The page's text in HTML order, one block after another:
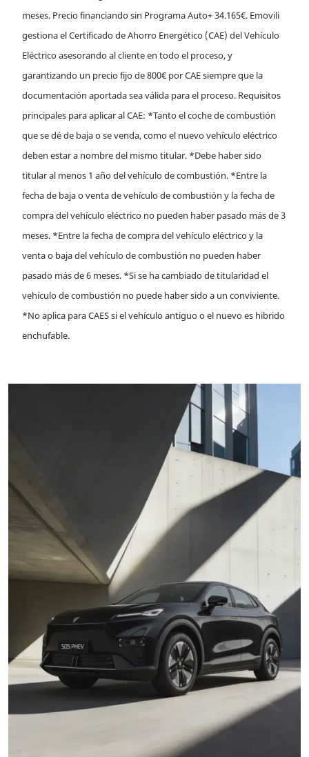
meses. Precio financiando sin Programa Auto+ 34.165€. Emovili
gestiona el Certificado de Ahorro Energético (CAE) del Vehículo
Eléctrico asesorando al cliente en todo el proceso, y
garantizando un precio fijo de 800€ por CAE siempre que la
documentación aportada sea válida para el proceso. Requisitos
principales para aplicar al CAE: *Tanto el coche de combustión
que se dé de baja o se venda, como el nuevo vehículo eléctrico
deben estar a nombre del mismo titular. *Debe haber sido
titular al menos 1 año del vehículo de combustión. *Entre la
fecha de baja o venta de vehículo de combustión y la fecha de
compra del vehículo eléctrico no pueden haber pasado más de 3
meses. *Entre la fecha de compra del vehículo eléctrico y la
venta o baja del vehículo de combustión no pueden haber
pasado más de 6 meses. *Si se ha cambiado de titularidad el
vehículo de combustión no puede haber sido a un conviviente.
*No aplica para CAES si el vehículo antiguo o el nuevo es hibrido
enchufable.